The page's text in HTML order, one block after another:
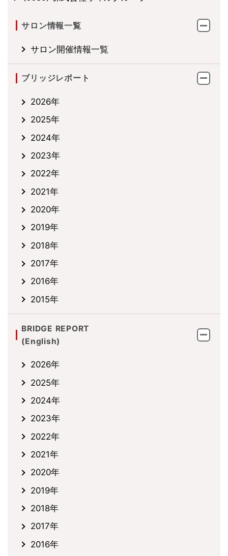
サロン情報一覧
サロン開催情報一覧
ブリッジレポート
2026年
2025年
2024年
2023年
2022年
2021年
2020年
2019年
2018年
2017年
2016年
2015年
BRIDGE REPORT
(English)
2026年
2025年
2024年
2023年
2022年
2021年
2020年
2019年
2018年
2017年
2016年